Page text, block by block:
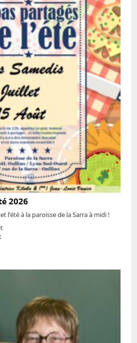
2026
l’été à la paroisse de la Sarra à midi !